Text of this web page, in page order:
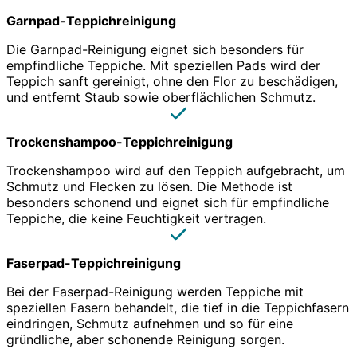
Garnpad-Teppichreinigung
Die Garnpad-Reinigung eignet sich besonders für
empfindliche Teppiche. Mit speziellen Pads wird der
Teppich sanft gereinigt, ohne den Flor zu beschädigen,
und entfernt Staub sowie oberflächlichen Schmutz.
Trockenshampoo-Teppichreinigung
Trockenshampoo wird auf den Teppich aufgebracht, um
Schmutz und Flecken zu lösen. Die Methode ist
besonders schonend und eignet sich für empfindliche
Teppiche, die keine Feuchtigkeit vertragen.
Faserpad-Teppichreinigung
Bei der Faserpad-Reinigung werden Teppiche mit
speziellen Fasern behandelt, die tief in die Teppichfasern
eindringen, Schmutz aufnehmen und so für eine
gründliche, aber schonende Reinigung sorgen.